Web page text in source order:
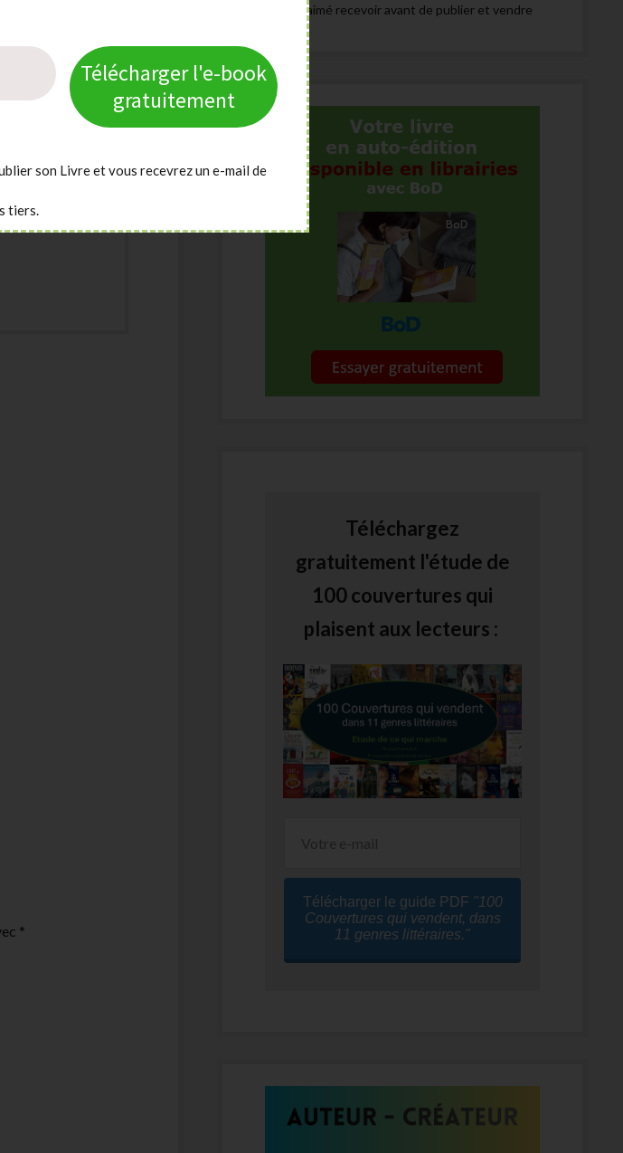
» qui apparait à
*
j’aurais aimé recevoir avant de publier et vendre
Téléchargez
gratuitement l'étude de
100 couvertures qui
plaisent aux lecteurs :
Télécharger le guide PDF "100
Couvertures qui vendent, dans
11 genres littéraires."
Télécharger l'e-book
gratuitement
son Livre et vous recevrez un e-mail de
tiers.